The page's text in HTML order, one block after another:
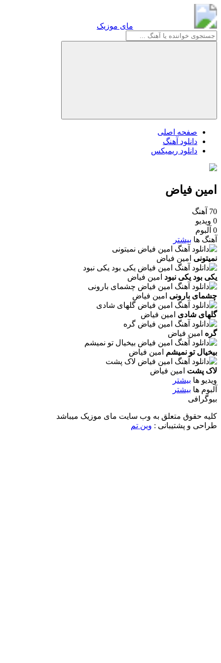
مای موزیک
صفحه اصلی
دانلود آهنگ
دانلود ریمیکس
امین فیاض
70 آهنگ
0 ویدیو
0 آلبوم
آهنگ ها بیشتر
نمیتونی امین فیاض
یکی بود یکی نبود امین فیاض
چشمای بارونی امین فیاض
گلهای شادی امین فیاض
گره امین فیاض
بیخیال تو نمیشم امین فیاض
لاک پشت امین فیاض
ویدیو ها بیشتر
آلبوم ها بیشتر
بیوگرافی
کلیه حقوق متعلق به وب سایت مای موزیک میباشد
طراحی و پشتیبانی : وین تم